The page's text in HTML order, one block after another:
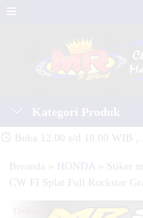
Kategori Produk
Buka 12.00 s/d 18.00 WIB ,
Beranda » HONDA » Stiker
CW FI Splat Full Rockstar